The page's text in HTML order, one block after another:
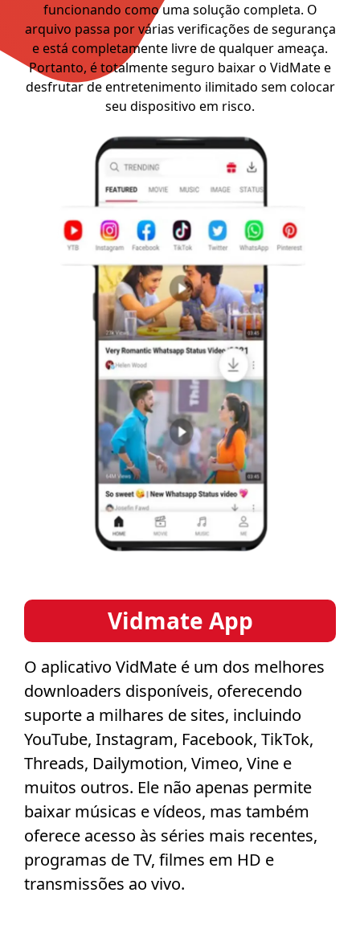
funcionando como uma solução completa. O
arquivo passa por várias verificações de segurança
e está completamente livre de qualquer ameaça.
Portanto, é totalmente seguro baixar o VidMate e
desfrutar de entretenimento ilimitado sem colocar
seu dispositivo em risco.
Vidmate App
O aplicativo VidMate é um dos melhores
downloaders disponíveis, oferecendo
suporte a milhares de sites, incluindo
YouTube, Instagram, Facebook, TikTok,
Threads, Dailymotion, Vimeo, Vine e
muitos outros. Ele não apenas permite
baixar músicas e vídeos, mas também
oferece acesso às séries mais recentes,
programas de TV, filmes em HD e
transmissões ao vivo.